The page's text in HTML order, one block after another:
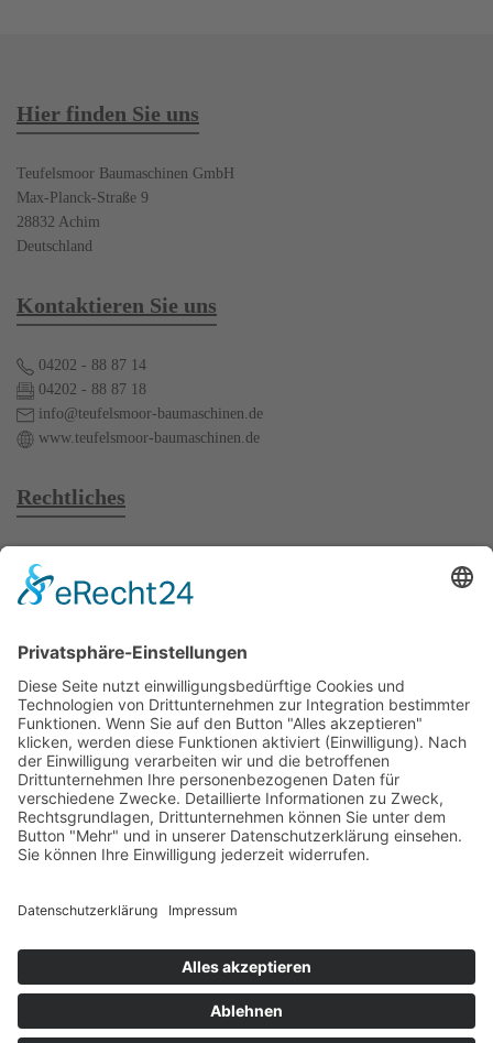
Hier finden Sie uns
Teufelsmoor Baumaschinen GmbH
Max-Planck-Straße 9
28832 Achim
Deutschland
Kontaktieren Sie uns
04202 - 88 87 14
04202 - 88 87 18
info@teufelsmoor-baumaschinen.de
www.teufelsmoor-baumaschinen.de
Rechtliches
Mietbedingungen
Impressum
Kontakt
Alle Rechte vorbehalten.
Webdesign für Handwerksbetriebe by HGD Media